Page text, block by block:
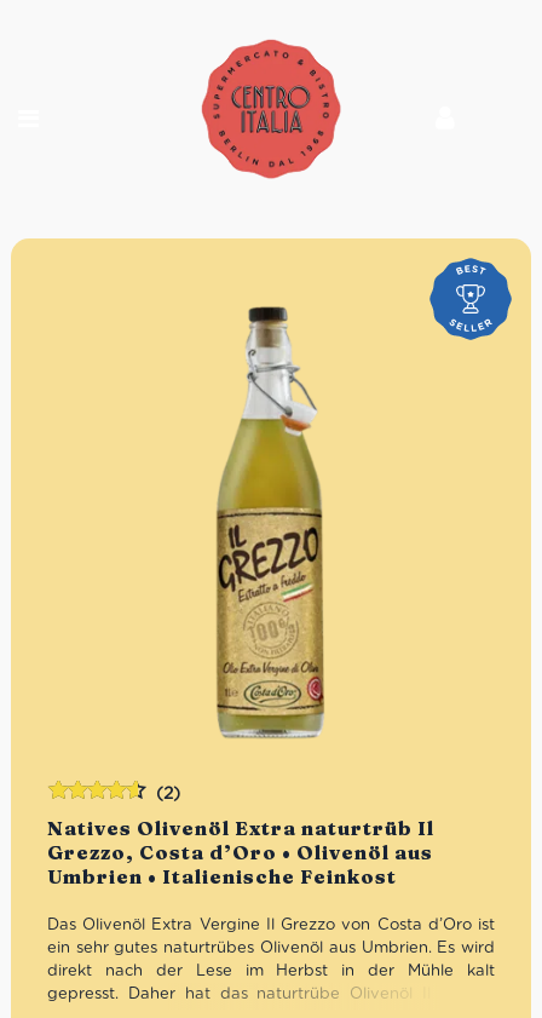
Natives Olivenöl Extra naturtrüb Il
Grezzo, Costa d’Oro • Olivenöl aus
Umbrien • Italienische Feinkost
(2)
Das Olivenöl Extra Vergine Il Grezzo von Costa d’Oro ist
ein sehr gutes naturtrübes Olivenöl aus Umbrien. Es wird
direkt nach der Lese im Herbst in der Mühle kalt
gepresst. Daher hat das naturtrübe Olivenöl Il Grezzo
mit4.50
von 5